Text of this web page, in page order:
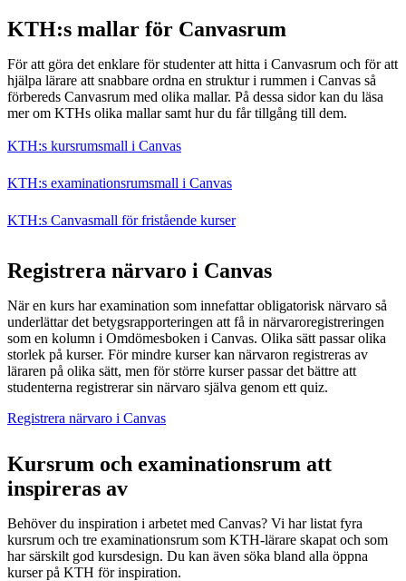
KTH:s mallar för Canvasrum
För att göra det enklare för studenter att hitta i Canvasrum och för att
hjälpa lärare att snabbare ordna en struktur i rummen i Canvas så
förbereds Canvasrum med olika mallar. På dessa sidor kan du läsa
mer om KTHs olika mallar samt hur du får tillgång till dem.
KTH:s kursrumsmall i Canvas
KTH:s examinationsrumsmall i Canvas
KTH:s Canvasmall för fristående kurser
Registrera närvaro i Canvas
När en kurs har examination som innefattar obligatorisk närvaro så
underlättar det betygsrapporteringen att få in närvaroregistreringen
som en kolumn i Omdömesboken i Canvas. Olika sätt passar olika
storlek på kurser. För mindre kurser kan närvaron registreras av
läraren på olika sätt, men för större kurser passar det bättre att
studenterna registrerar sin närvaro själva genom ett quiz.
Registrera närvaro i Canvas
Kursrum och examinationsrum att
inspireras av
Behöver du inspiration i arbetet med Canvas? Vi har listat fyra
kursrum och tre examinationsrum som KTH-lärare skapat och som
har särskilt god kursdesign. Du kan även söka bland alla öppna
kurser på KTH för inspiration.